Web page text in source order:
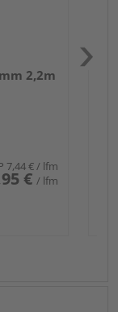
2,2m
7,44 €/ lfm
€ / lfm